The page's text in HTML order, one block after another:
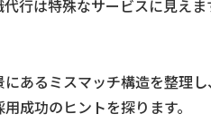
行は特殊なサービスに見え
あるミスマッチ構造を整理
成功のヒントを探ります。